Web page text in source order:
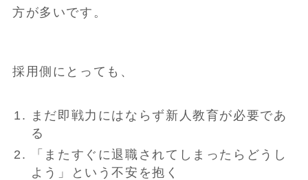
方が多いです。
採用側にとっても、
まだ即戦力にはならず新人教育が必要であ
る
「またすぐに退職されてしまったらどうし
よう」という不安を抱く